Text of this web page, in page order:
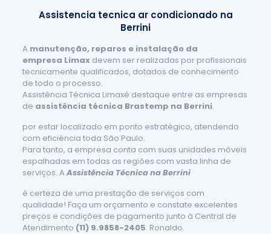
Assistencia tecnica ar condicionado na
Berrini
A manutenção, reparos e instalação da
empresa Limax devem ser realizadas por profissionais
tecnicamente qualificados, dotados de conhecimento
de todo o processo.
Assistência Técnica Limaxé destaque entre as empresas
de assistência técnica Brastemp na Berrini.
por estar localizado em ponto estratégico, atendendo
com eficiência toda São Paulo.
Para tanto, a empresa conta com suas unidades móveis
espalhadas em todas as regiões com vasta linha de
serviços. A Assistência Técnica na Berrini
é certeza de uma prestação de serviços com
qualidade! Faça um orçamento e constate excelentes
preços e condições de pagamento junto à Central de
Atendimento (11) 9.9858-2405. Ronaldo.